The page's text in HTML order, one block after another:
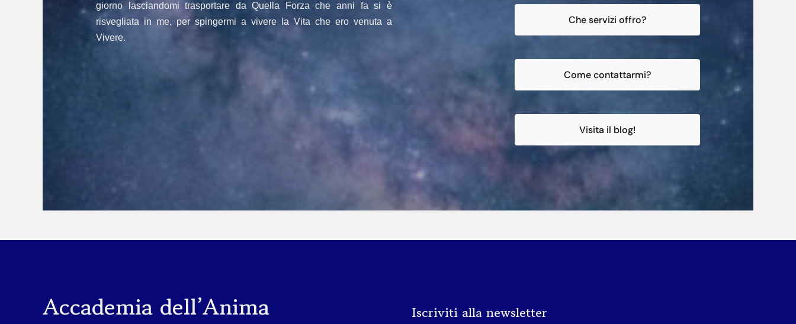
giorno lasciandomi trasportare da Quella Forza che anni fa si è
risvegliata in me, per spingermi a vivere la Vita che ero venuta a
Vivere.
Che servizi offro?
Come contattarmi?
Visita il blog!
Accademia dell’Anima Iscriviti alla newsletter